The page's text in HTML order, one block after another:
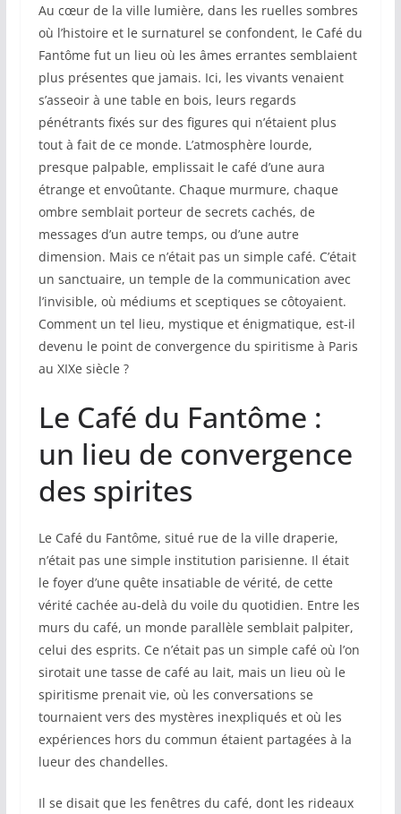
Au cœur de la ville lumière, dans les ruelles sombres
où l’histoire et le surnaturel se confondent, le Café du
Fantôme fut un lieu où les âmes errantes semblaient
plus présentes que jamais. Ici, les vivants venaient
s’asseoir à une table en bois, leurs regards
pénétrants fixés sur des figures qui n’étaient plus
tout à fait de ce monde. L’atmosphère lourde,
presque palpable, emplissait le café d’une aura
étrange et envoûtante. Chaque murmure, chaque
ombre semblait porteur de secrets cachés, de
messages d’un autre temps, ou d’une autre
dimension. Mais ce n’était pas un simple café. C’était
un sanctuaire, un temple de la communication avec
l’invisible, où médiums et sceptiques se côtoyaient.
Comment un tel lieu, mystique et énigmatique, est-il
devenu le point de convergence du spiritisme à Paris
au XIXe siècle ?
Le Café du Fantôme :
un lieu de convergence
des spirites
Le Café du Fantôme, situé rue de la ville draperie,
n’était pas une simple institution parisienne. Il était
le foyer d’une quête insatiable de vérité, de cette
vérité cachée au-delà du voile du quotidien. Entre les
murs du café, un monde parallèle semblait palpiter,
celui des esprits. Ce n’était pas un simple café où l’on
sirotait une tasse de café au lait, mais un lieu où le
spiritisme prenait vie, où les conversations se
tournaient vers des mystères inexpliqués et où les
expériences hors du commun étaient partagées à la
lueur des chandelles.
Il se disait que les fenêtres du café, dont les rideaux